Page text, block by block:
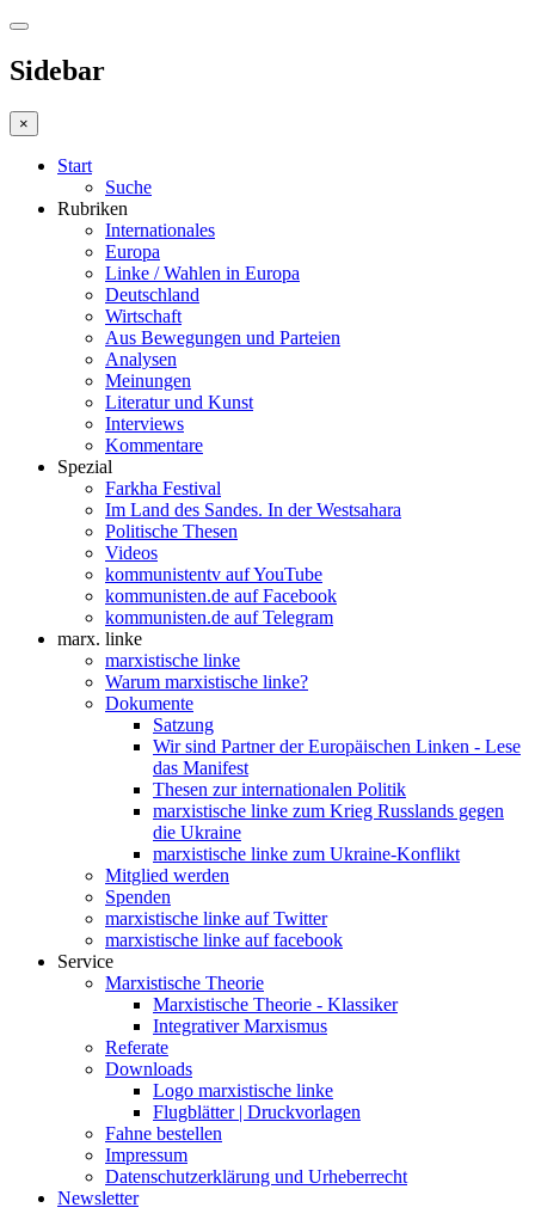
Sidebar
×
Start
Suche
Rubriken
Internationales
Europa
Linke / Wahlen in Europa
Deutschland
Wirtschaft
Aus Bewegungen und Parteien
Analysen
Meinungen
Literatur und Kunst
Interviews
Kommentare
Spezial
Farkha Festival
Im Land des Sandes. In der Westsahara
Politische Thesen
Videos
kommunistentv auf YouTube
kommunisten.de auf Facebook
kommunisten.de auf Telegram
marx. linke
marxistische linke
Warum marxistische linke?
Dokumente
Satzung
Wir sind Partner der Europäischen Linken - Lese
das Manifest
Thesen zur internationalen Politik
marxistische linke zum Krieg Russlands gegen
die Ukraine
marxistische linke zum Ukraine-Konflikt
Mitglied werden
Spenden
marxistische linke auf Twitter
marxistische linke auf facebook
Service
Marxistische Theorie
Marxistische Theorie - Klassiker
Integrativer Marxismus
Referate
Downloads
Logo marxistische linke
Flugblätter | Druckvorlagen
Fahne bestellen
Impressum
Datenschutzerklärung und Urheberrecht
Newsletter